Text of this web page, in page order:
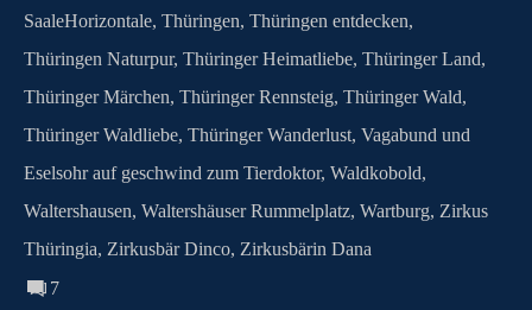
SaaleHorizontale, Thüringen, Thüringen entdecken,
Thüringen Naturpur, Thüringer Heimatliebe, Thüringer Land,
Thüringer Märchen, Thüringer Rennsteig, Thüringer Wald,
Thüringer Waldliebe, Thüringer Wanderlust, Vagabund und
Eselsohr auf geschwind zum Tierdoktor, Waldkobold,
Waltershausen, Waltershäuser Rummelplatz, Wartburg, Zirkus
Thüringia, Zirkusbär Dinco, Zirkusbärin Dana
7